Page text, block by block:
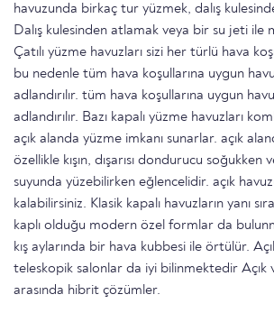
havuzunda birkaç tur yüzmek, dalış
Dalış kulesinden atlamak veya bir su jeti ile
Çatılı yüzme havuzları sizi her türlü hava
bu nedenle tüm hava koşullarına uygun
adlandırılır. tüm hava koşullarına uygun
adlandırılır. Bazı kapalı yüzme havuzları
açık alanda yüzme imkanı sunarlar. açık
özellikle kışın, dışarısı dondurucu soğukken
suyunda yüzebilirken eğlencelidir. açık
kalabilirsiniz. Klasik kapalı havuzların yanı
kaplı olduğu modern özel formlar da
kış aylarında bir hava kubbesi ile örtülür.
teleskopik salonlar da iyi bilinmektedir Açık
arasında hibrit çözümler.